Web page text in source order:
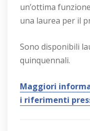
un’ottima
una laurea per il
Sono disponibili
quinquennali.
Maggiori
i riferimenti